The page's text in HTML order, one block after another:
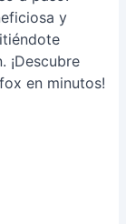
y
¡Descubre
en minutos!